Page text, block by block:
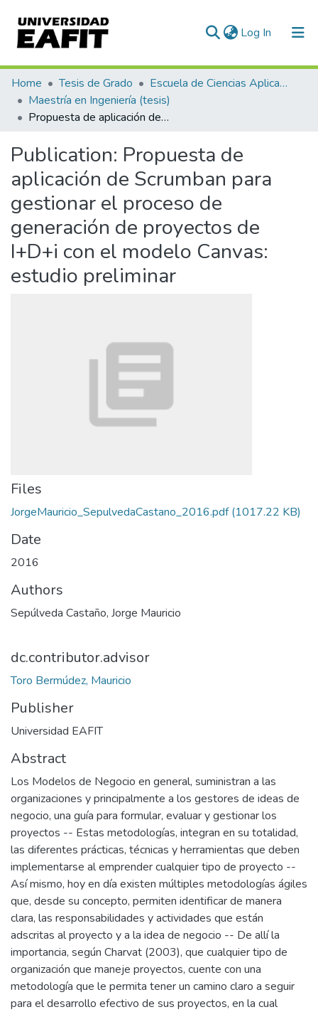
Log In (current)
Communities & Collections
All of DSpace
Home Tesis de Grado
Escuela de Ciencias Aplicadas e Ingeniería
Maestría en Ingeniería (tesis)
Propuesta de aplicación de Scrumban para gestionar el proceso de generación de proyectos de I+D+i con el modelo Canvas: estudio preliminar
Publication: Propuesta de
aplicación de Scrumban para
gestionar el proceso de
generación de proyectos de
I+D+i con el modelo Canvas:
estudio preliminar
Files
JorgeMauricio_SepulvedaCastano_2016.pdf(1017.22 KB)
Date
2016
Authors
Sepúlveda Castaño, Jorge Mauricio
dc.contributor.advisor
Toro Bermúdez, Mauricio
Publisher
Universidad EAFIT
Abstract
Los Modelos de Negocio en general, suministran a las
organizaciones y principalmente a los gestores de ideas de
negocio, una guía para formular, evaluar y gestionar los
proyectos -- Estas metodologías, integran en su totalidad,
las diferentes prácticas, técnicas y herramientas que deben
implementarse al emprender cualquier tipo de proyecto --
Así mismo, hoy en día existen múltiples metodologías ágiles
que, desde su concepto, permiten identificar de manera
clara, las responsabilidades y actividades que están
adscritas al proyecto y a la idea de negocio -- De allí la
importancia, según Charvat (2003), que cualquier tipo de
organización que maneje proyectos, cuente con una
metodología que le permita tener un camino claro a seguir
para el desarrollo efectivo de sus proyectos, en la cual